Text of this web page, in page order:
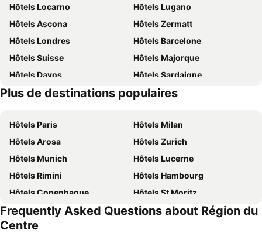
Hôtels Locarno
Hôtels Lugano
Hôtels Ascona
Hôtels Zermatt
Hôtels Londres
Hôtels Barcelone
Hôtels Suisse
Hôtels Majorque
Hôtels Davos
Hôtels Sardaigne
Hôtels Italie
Hôtels Forêt-Noire
Plus de destinations populaires
Hôtels Paris
Hôtels Milan
Hôtels Arosa
Hôtels Zurich
Hôtels Munich
Hôtels Lucerne
Hôtels Rimini
Hôtels Hambourg
Hôtels Copenhague
Hôtels St Moritz
Hôtels Palma
Hôtels Thun
Hôtels Berne
Frequently Asked Questions about Région du
Centre